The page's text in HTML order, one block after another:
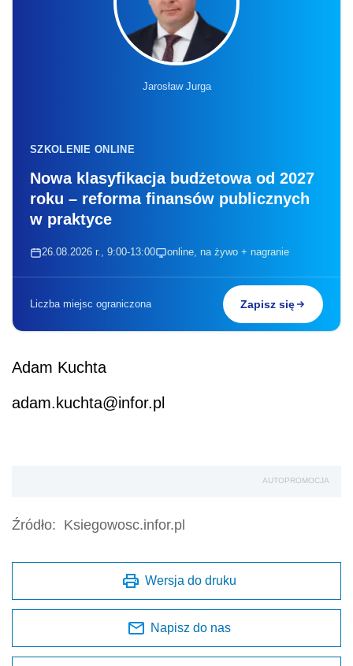
Jarosław Jurga
SZKOLENIE ONLINE
Nowa klasyfikacja budżetowa od 2027
roku – reforma finansów publicznych
w praktyce
26.08.2026 r., 9:00-13:00 online, na żywo + nagranie
Liczba miejsc ograniczona Zapisz się
Adam Kuchta
adam.kuchta@infor.pl
AUTOPROMOCJA
Źródło: Ksiegowosc.infor.pl
Wersja do druku
Napisz do nas